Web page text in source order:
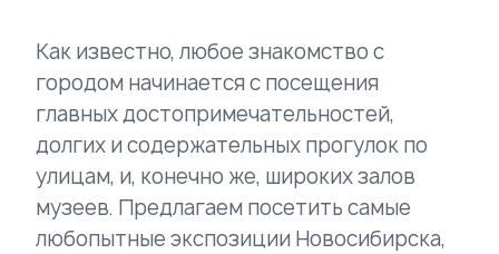
Как известно, любое знакомство с
городом начинается с посещения
главных достопримечательностей,
долгих и содержательных прогулок по
улицам, и, конечно же, широких залов
музеев. Предлагаем посетить самые
любопытные экспозиции Новосибирска,